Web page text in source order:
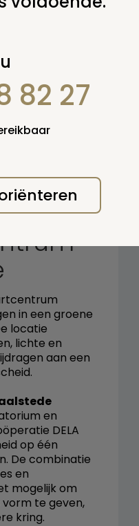
Zoeken
en
in een groene
locatie
lichte en
aan een
en
DELA
op één
De combinatie
en
mogelijk om
te geven,
kring.
82 27